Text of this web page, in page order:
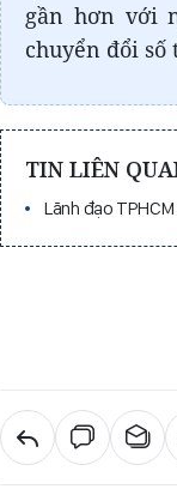
gần hơn với
chuyển đổi
TIN LIÊN
Lãnh đạo